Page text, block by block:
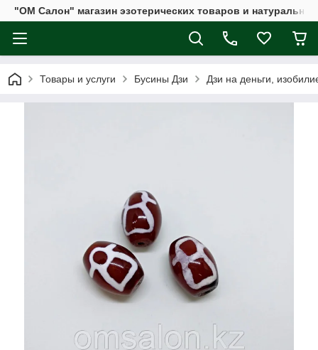
"ОМ Салон" магазин эзотерических товаров и
Товары и услуги Бусины Дзи Дзи на деньги,